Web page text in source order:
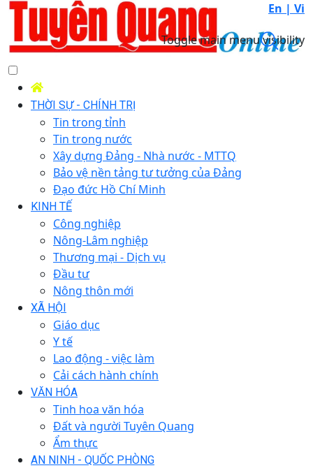
En | Vi
Toggle main menu visibility
THỜI SỰ - CHÍNH TRỊ
Tin trong tỉnh
Tin trong nước
Xây dựng Đảng - Nhà nước - MTTQ
Bảo vệ nền tảng tư tưởng của Đảng
Đạo đức Hồ Chí Minh
KINH TẾ
Công nghiệp
Nông-Lâm nghiệp
Thương mại - Dịch vụ
Đầu tư
Nông thôn mới
XÃ HỘI
Giáo dục
Y tế
Lao động - việc làm
Cải cách hành chính
VĂN HÓA
Tinh hoa văn hóa
Đất và người Tuyên Quang
Ẩm thực
AN NINH - QUỐC PHÒNG